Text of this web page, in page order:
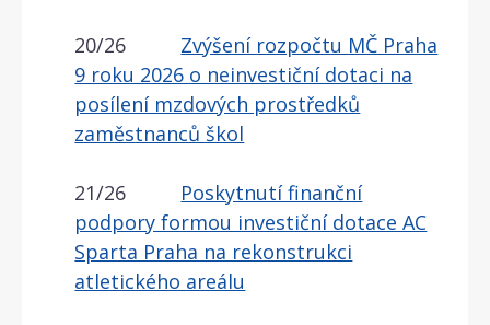
20/26 Zvýšení rozpočtu MČ Praha
9 roku 2026 o neinvestiční dotaci na
posílení mzdových prostředků
zaměstnanců škol
21/26 Poskytnutí finanční
podpory formou investiční dotace AC
Sparta Praha na rekonstrukci
atletického areálu